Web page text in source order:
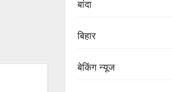
बांदा
बिहार
बेकिंग न्यूज